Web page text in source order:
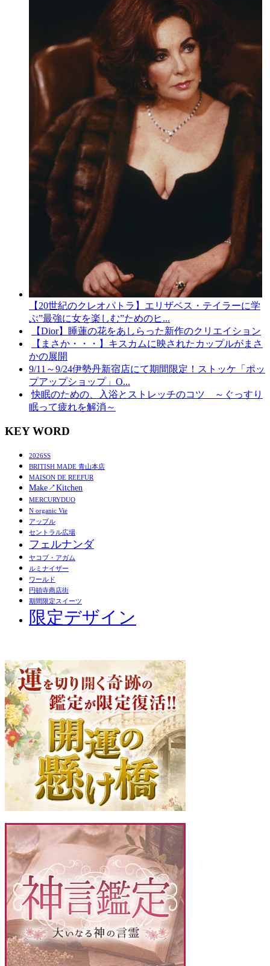
【20世紀のクレオパトラ】エリザベス・テイラーに学
ぶ”最強に女を楽しむ”ためのヒ...
【Dior】睡蓮の花をあしらった新作のクリエイション
【まさか・・・】キスカムに映されたカップルがまさ
かの展開
​9/11～9/24伊勢丹新宿店にて期間限定！ストッケ「ポッ
プアップショップ」O...
快眠のための、入浴とストレッチのコツ ～ぐっすり
眠って疲れを解消～
KEY WORD
2026SS
BRITISH MADE 青山本店
MAISON DE REEFUR
Make↗︎Kitchen
MERCURYDUO
N organic Vie
アップル
セントラル広場
フェルナンダ
ヤコブ・アガム
ルミナイザー
ワールド
円頓寺商店街
期間限定スイーツ
限定デザイン